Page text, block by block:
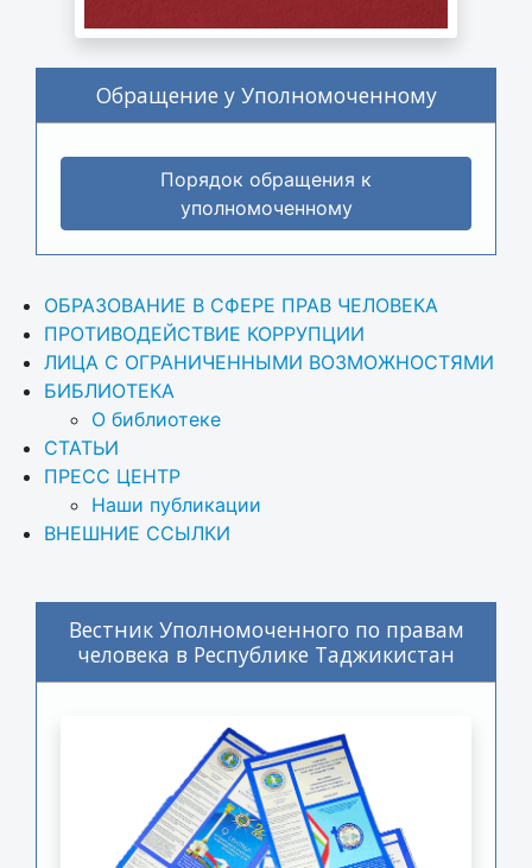
Обращение у Уполномоченному
Порядок обращения к
уполномоченному
ОБРАЗОВАНИЕ В СФЕРЕ ПРАВ ЧЕЛОВЕКА
ПРОТИВОДЕЙСТВИЕ КОРРУПЦИИ
ЛИЦА С ОГРАНИЧЕННЫМИ ВОЗМОЖНОСТЯМИ
БИБЛИОТЕКА
О библиотеке
СТАТЬИ
ПРЕСС ЦЕНТР
Наши публикации
ВНЕШНИЕ ССЫЛКИ
Вестник Уполномоченного по правам
человека в Республике Таджикистан